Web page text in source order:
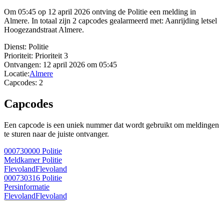
Om 05:45 op 12 april 2026 ontving de Politie een melding in
Almere. In totaal zijn 2 capcodes gealarmeerd met: Aanrijding letsel
Hoogezandstraat Almere.
Dienst: Politie
Prioriteit: Prioriteit 3
Ontvangen: 12 april 2026 om 05:45
Locatie:Almere
Capcodes: 2
Capcodes
Een capcode is een uniek nummer dat wordt gebruikt om meldingen
te sturen naar de juiste ontvanger.
000730000 Politie
Meldkamer Politie
FlevolandFlevoland
000730316 Politie
Persinformatie
FlevolandFlevoland